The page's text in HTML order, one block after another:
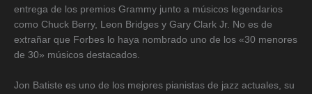
entrega de los premios Grammy junto a músicos legendarios
como Chuck Berry, Leon Bridges y Gary Clark Jr. No es de
extrañar que Forbes lo haya nombrado uno de los «30 menores
de 30» músicos destacados.
Jon Batiste es uno de los mejores pianistas de jazz actuales, su